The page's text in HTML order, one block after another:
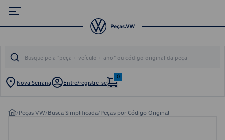
Nova Serrana Entre/registre-se
0
/Peças VW/Busca Simplificada/Peças por Código Original